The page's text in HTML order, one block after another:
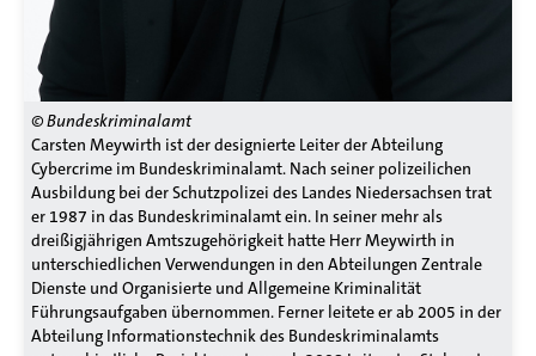
© Bundeskriminalamt
Carsten Meywirth ist der designierte Leiter der Abteilung
Cybercrime im Bundeskriminalamt. Nach seiner polizeilichen
Ausbildung bei der Schutzpolizei des Landes Niedersachsen trat
er 1987 in das Bundeskriminalamt ein. In seiner mehr als
dreißigjährigen Amtszugehörigkeit hatte Herr Meywirth in
unterschiedlichen Verwendungen in den Abteilungen Zentrale
Dienste und Organisierte und Allgemeine Kriminalität
Führungsaufgaben übernommen. Ferner leitete er ab 2005 in der
Abteilung Informationstechnik des Bundeskriminalamts